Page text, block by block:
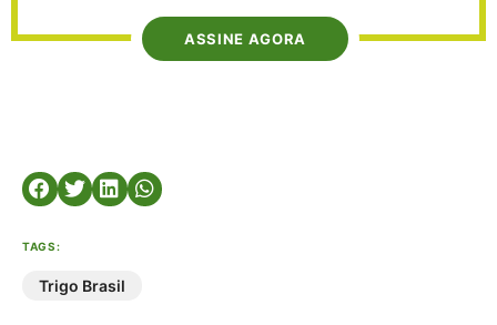
ASSINE AGORA
TAGS:
Trigo Brasil